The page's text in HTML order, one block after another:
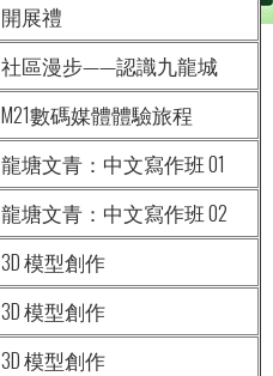
開展禮
社區漫步——認識九龍城
M21數碼媒體體驗旅程
龍塘文青：中文寫作班 01
龍塘文青：中文寫作班 02
3D 模型創作
3D 模型創作
3D 模型創作